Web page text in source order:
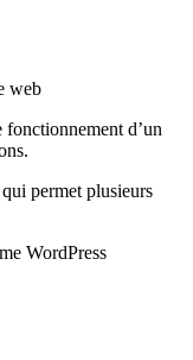
web
d’un
permet plusieurs
WordPress